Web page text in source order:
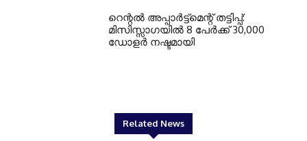
റെന്റല്‍ അപ്പാര്‍ട്ട്‌മെന്റ് തട്ടിപ്പ്:
മിസിസ്സാഗയില്‍ 8 പേര്‍ക്ക് 30,000
ഡോളര്‍ നഷ്ടമായി
Related News